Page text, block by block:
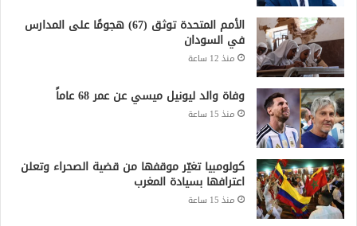
الأمم المتحدة توثق (67) هجومًا على المدارس
في السودان
منذ 12 ساعة
وفاة والد ليونيل ميسي عن عمر 68 عاماً
منذ 15 ساعة
كولومبيا تغيّر موقفها من قضية الصحراء وتعلن
اعترافها بسيادة المغرب
منذ 15 ساعة